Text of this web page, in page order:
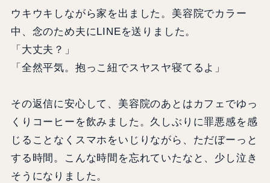
ウキウキしながら家を出ました。美容院でカラー
中、念のため夫にLINEを送りました。
「大丈夫？」
「全然平気。抱っこ紐でスヤスヤ寝てるよ」
その返信に安心して、美容院のあとはカフェでゆっ
くりコーヒーを飲みました。久しぶりに罪悪感を感
じることなくスマホをいじりながら、ただぼーっと
する時間。こんな時間を忘れていたなと、少し泣き
そうになりました。